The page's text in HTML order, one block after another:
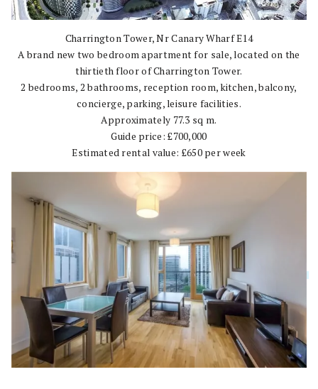
Charrington Tower, Nr Canary Wharf E14
A brand new two bedroom apartment for sale, located on the
thirtieth floor of Charrington Tower.
2 bedrooms, 2 bathrooms, reception room, kitchen, balcony,
concierge, parking, leisure facilities.
Approximately 77.3 sq m.
Guide price: £700,000
Estimated rental value: £650 per week